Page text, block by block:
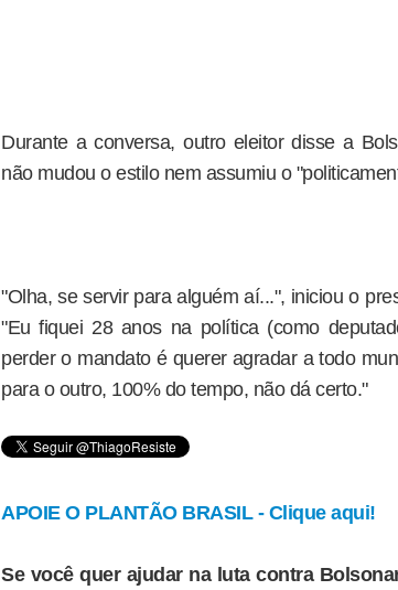
Durante a conversa, outro eleitor disse a
não mudou o estilo nem assumiu o
"Olha, se servir para alguém aí...", iniciou o
"Eu fiquei 28 anos na política (como
perder o mandato é querer agradar a todo
para o outro, 100% do tempo, não dá certo."
APOIE O PLANTÃO BRASIL - Clique aqui!
Se você quer ajudar na luta contra